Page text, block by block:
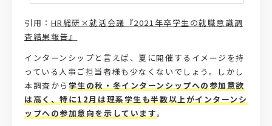
引用： HR総研×就活会議『2021年卒学生の就職意識調
査結果報告』
インターンシップと言えば、夏に開催するイメージを持
っている人事ご担当者様も少なくないでしょう。しかし
本調査から 学生の秋・冬インターンシップへの参加意欲
は高く、特に12月は理系学生も半数以上がインターンシ
ップへの参加意向を示しています。